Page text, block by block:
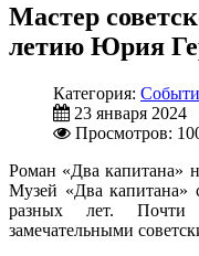
Мастер
летию Юрия
Категория:
23 января 2024
Просмотров:
Роман «Два капитана»
Музей «Два капитана»
разных лет. Почти
замечательными